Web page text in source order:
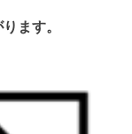
ます。